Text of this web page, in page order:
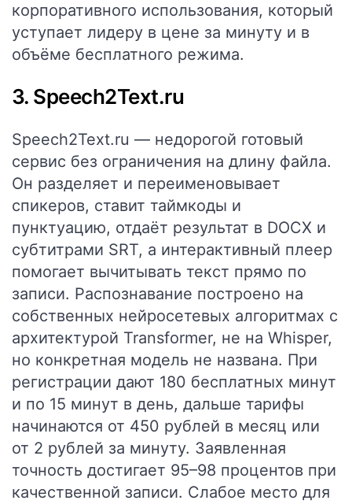
корпоративного использования, который
уступает лидеру в цене за минуту и в
объёме бесплатного режима.
3. Speech2Text.ru
Speech2Text.ru — недорогой готовый
сервис без ограничения на длину файла.
Он разделяет и переименовывает
спикеров, ставит таймкоды и
пунктуацию, отдаёт результат в DOCX и
субтитрами SRT, а интерактивный плеер
помогает вычитывать текст прямо по
записи. Распознавание построено на
собственных нейросетевых алгоритмах с
архитектурой Transformer, не на Whisper,
но конкретная модель не названа. При
регистрации дают 180 бесплатных минут
и по 15 минут в день, дальше тарифы
начинаются от 450 рублей в месяц или
от 2 рублей за минуту. Заявленная
точность достигает 95–98 процентов при
качественной записи. Слабое место для